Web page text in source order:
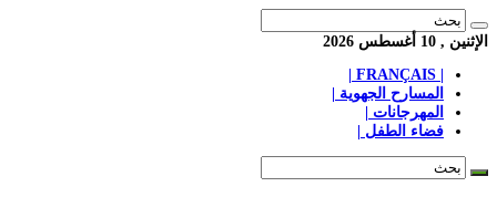
الإثنين , 10 أغسطس 2026
المسارح الجهوية |
المهرجانات |
فضاء الطفل |